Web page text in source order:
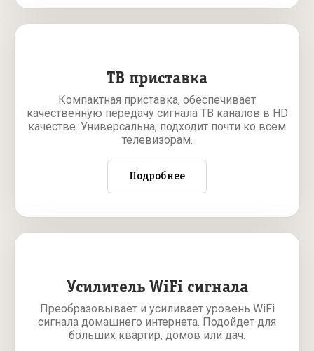
ТВ приставка
Компактная приставка, обеспечивает
качественную передачу сигнала ТВ каналов в HD
качестве. Универсальна, подходит почти ко всем
телевизорам.
Подробнее
Усилитель WiFi сигнала
Преобразовывает и усиливает уровень WiFi
сигнала домашнего интернета. Подойдет для
больших квартир, домов или дач.